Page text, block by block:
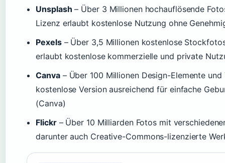
Unsplash – Über 3 Millionen hochauflösende
Lizenz erlaubt kostenlose Nutzung ohne
Pexels– Über 3,5 Millionen kostenlose
erlaubt kostenlose kommerzielle und private
Canva– Über 100 Millionen Design-Elemente und
kostenlose Version ausreichend für einfache
(Canva)
Flickr– Über 10 Milliarden Fotos mit
darunter auch Creative-Commons-lizenzierte